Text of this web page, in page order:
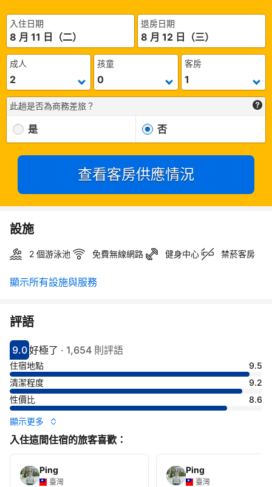
入住日期
8 月 11 日（二）
退房日期
8 月 12 日（三）
成人 孩童 客房
此趟是否為商務差旅？
是 否
查看客房供應情況
設施
2 個游泳池 免費無線網路 健身中心 禁菸客房
顯示所有設施與服務
評語
分數9分
9.0
評比好極了
好極了 · 1,654 則評語
住宿地點
9.5
清潔程度
9.2
性價比
8.6
顯示更多
入住這間住宿的旅客喜歡：
Ping
臺灣
Ping
臺灣